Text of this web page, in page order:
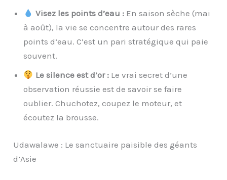
Visez les points d’eau :En saison sèche (mai
à août), la vie se concentre autour des rares
points d’eau. C’est un pari stratégique qui paie
souvent.
Le silence est d’or :Le vrai secret d’une
observation réussie est de savoir se faire
oublier. Chuchotez, coupez le moteur, et
écoutez la brousse.
Udawalawe : Le sanctuaire paisible des géants
d’Asie